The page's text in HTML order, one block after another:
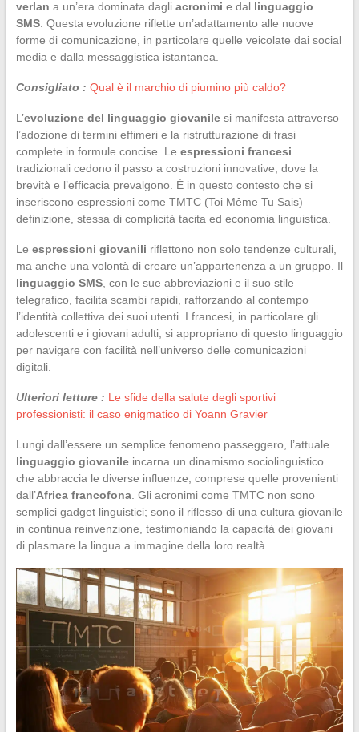
verlan a un’era dominata dagli acronimi e dal linguaggio
SMS. Questa evoluzione riflette un’adattamento alle nuove
forme di comunicazione, in particolare quelle veicolate dai social
media e dalla messaggistica istantanea.
Consigliato : Qual è il marchio di piumino più caldo?
L’evoluzione del linguaggio giovanilesi manifesta attraverso
l’adozione di termini effimeri e la ristrutturazione di frasi
complete in formule concise. Le espressioni francesi
tradizionali cedono il passo a costruzioni innovative, dove la
brevità e l’efficacia prevalgono. È in questo contesto che si
inseriscono espressioni come TMTC (Toi Même Tu Sais)
definizione, stessa di complicità tacita ed economia linguistica.
Le espressioni giovanili riflettono non solo tendenze culturali,
ma anche una volontà di creare un’appartenenza a un gruppo. Il
linguaggio SMS, con le sue abbreviazioni e il suo stile
telegrafico, facilita scambi rapidi, rafforzando al contempo
l’identità collettiva dei suoi utenti. I francesi, in particolare gli
adolescenti e i giovani adulti, si appropriano di questo linguaggio
per navigare con facilità nell’universo delle comunicazioni
digitali.
Ulteriori letture : Le sfide della salute degli sportivi
professionisti: il caso enigmatico di Yoann Gravier
Lungi dall’essere un semplice fenomeno passeggero, l’attuale
linguaggio giovanileincarna un dinamismo sociolinguistico
che abbraccia le diverse influenze, comprese quelle provenienti
dall’Africa francofona. Gli acronimi come TMTC non sono
semplici gadget linguistici; sono il riflesso di una cultura giovanile
in continua reinvenzione, testimoniando la capacità dei giovani
di plasmare la lingua a immagine della loro realtà.